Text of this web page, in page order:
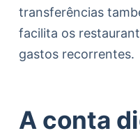
transferências
facilita os
gastos recorrentes.
A conta